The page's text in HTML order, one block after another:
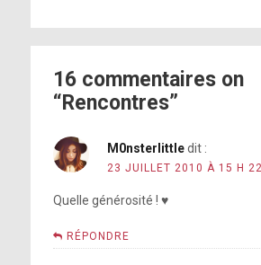
16 commentaires on
“Rencontres”
M0nsterlittle dit :
23 JUILLET 2010 À 15 H
Quelle générosité ! ♥
RÉPONDRE